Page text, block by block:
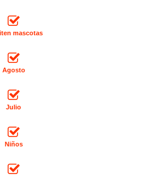
mascotas
Agosto
Julio
Niños